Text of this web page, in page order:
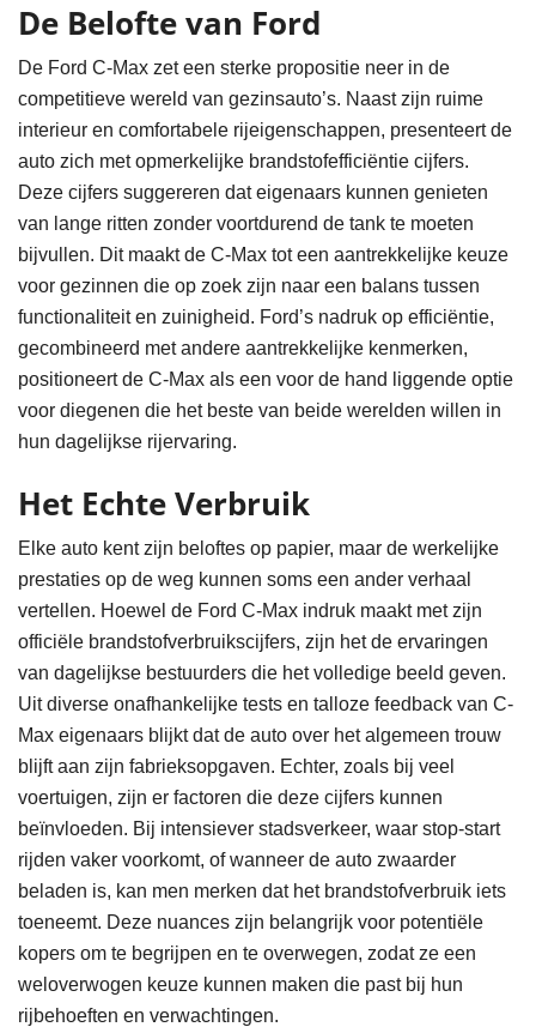
De Belofte van Ford
De Ford C-Max zet een sterke propositie neer in de
competitieve wereld van gezinsauto’s. Naast zijn ruime
interieur en comfortabele rijeigenschappen, presenteert de
auto zich met opmerkelijke brandstofefficiëntie cijfers.
Deze cijfers suggereren dat eigenaars kunnen genieten
van lange ritten zonder voortdurend de tank te moeten
bijvullen. Dit maakt de C-Max tot een aantrekkelijke keuze
voor gezinnen die op zoek zijn naar een balans tussen
functionaliteit en zuinigheid. Ford’s nadruk op efficiëntie,
gecombineerd met andere aantrekkelijke kenmerken,
positioneert de C-Max als een voor de hand liggende optie
voor diegenen die het beste van beide werelden willen in
hun dagelijkse rijervaring.
Het Echte Verbruik
Elke auto kent zijn beloftes op papier, maar de werkelijke
prestaties op de weg kunnen soms een ander verhaal
vertellen. Hoewel de Ford C-Max indruk maakt met zijn
officiële brandstofverbruikscijfers, zijn het de ervaringen
van dagelijkse bestuurders die het volledige beeld geven.
Uit diverse onafhankelijke tests en talloze feedback van C-
Max eigenaars blijkt dat de auto over het algemeen trouw
blijft aan zijn fabrieksopgaven. Echter, zoals bij veel
voertuigen, zijn er factoren die deze cijfers kunnen
beïnvloeden. Bij intensiever stadsverkeer, waar stop-start
rijden vaker voorkomt, of wanneer de auto zwaarder
beladen is, kan men merken dat het brandstofverbruik iets
toeneemt. Deze nuances zijn belangrijk voor potentiële
kopers om te begrijpen en te overwegen, zodat ze een
weloverwogen keuze kunnen maken die past bij hun
rijbehoeften en verwachtingen.